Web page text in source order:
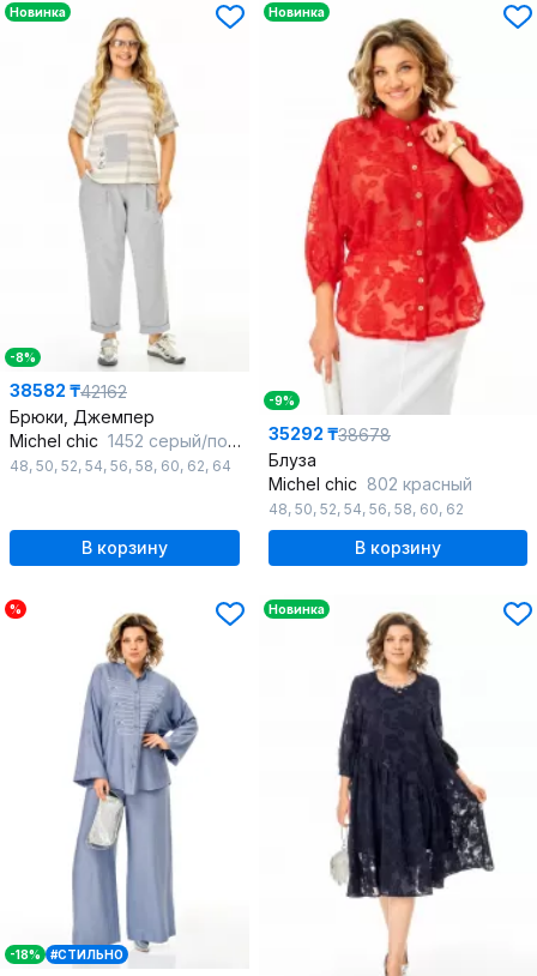
Новинка
-8%
38582 ₸42162
Брюки, Джемпер
Michel chic 1452 серый/полоска
48, 50, 52, 54, 56, 58, 60, 62, 64
В корзину
Новинка
-9%
35292 ₸38678
Блуза
Michel chic 802 красный
48, 50, 52, 54, 56, 58, 60, 62
В корзину
%
-18% #СТИЛЬНО
Новинка